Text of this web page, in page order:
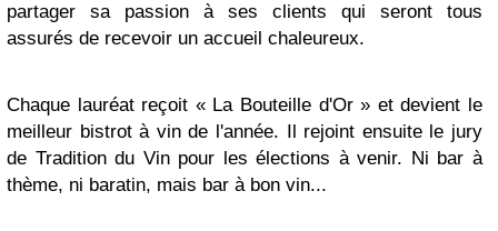
partager sa passion à ses clients qui seront tous
assurés de recevoir un accueil chaleureux.
Chaque lauréat reçoit « La Bouteille d'Or » et devient le
meilleur bistrot à vin de l'année. Il rejoint ensuite le jury
de Tradition du Vin pour les élections à venir. Ni bar à
thème, ni baratin, mais bar à bon vin...